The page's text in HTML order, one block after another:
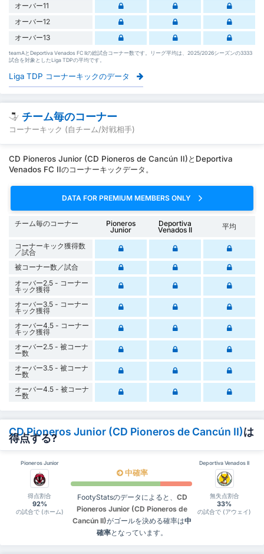
オーバー11
オーバー12
オーバー13
teamAとDeportiva Venados FC IIの総試合コーナー数です。リーグ平均は、2025/2026シーズンの3333
試合を対象としたLiga TDPの平均です。
Liga TDP コーナーキックのデータ
チーム毎のコーナー
コーナーキック (自チーム/対戦相手)
CD Pioneros Junior (CD Pioneros de Cancún II)とDeportiva
Venados FC IIのコーナーキックデータ。
DATA FOR PREMIUM MEMBERS ONLY
チーム毎のコーナー Pioneros
Junior
Deportiva
Venados II 平均
コーナーキック獲得数
／試合
被コーナー数／試合
オーバー2.5 - コーナー
キック獲得
オーバー3.5 - コーナー
キック獲得
オーバー4.5 - コーナー
キック獲得
オーバー2.5 - 被コーナ
ー数
オーバー3.5 - 被コーナ
ー数
オーバー4.5 - 被コーナ
ー数
CD Pioneros Junior (CD Pioneros de Cancún II)は
得点する?
Pioneros Junior Deportiva Venados II
得点割合
92%
の試合で (ホーム)
中確率
FootyStatsのデータによると、 CD
Pioneros Junior (CD Pioneros de
Cancún II)がゴールを決める確率は中
確率となっています。
無失点割合
33%
の試合で (アウェイ)